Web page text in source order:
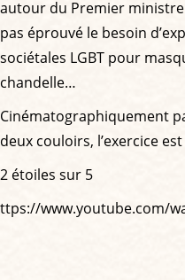
autour du Premier ministre
pas éprouvé le besoin
sociétales LGBT pour
chandelle…
Cinématographiquement
deux couloirs, l’exercice
2 étoiles sur 5
ttps://www.youtube.com/